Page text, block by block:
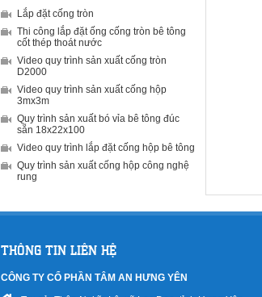
Lắp đặt cống tròn
Thi công lắp đặt ống cống tròn bê tông
cốt thép thoát nước
Video quy trình sản xuất cống tròn
D2000
Video quy trình sản xuất cống hộp
3mx3m
Quy trình sản xuất bó vỉa bê tông đúc
sẵn 18x22x100
Video quy trình lắp đặt cống hộp bê tông
Quy trình sản xuất cống hộp công nghệ
rung
THÔNG TIN LIÊN HỆ
CÔNG TY CỔ PHẦN TÂM AN HƯNG YÊN